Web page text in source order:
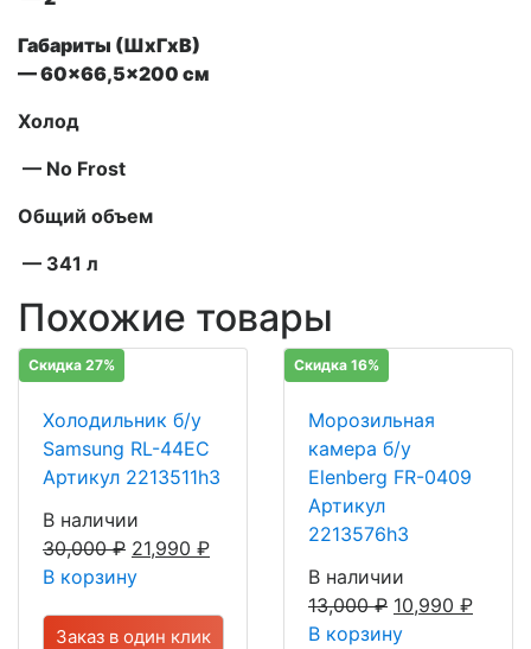
Габариты (ШxГxВ)
— 60×66,5×200 см
Холод
— No Frost
Общий объем
— 341 л
Похожие товары
Скидка 27%
Холодильник б/у
Samsung RL-44EC
Артикул 2213511h3
В наличии
30,000₽ 21,990 ₽
В корзину
Заказ в один клик
Скидка 16%
Морозильная
камера б/у
Elenberg FR-0409
Артикул
2213576h3
В наличии
13,000₽ 10,990 ₽
В корзину